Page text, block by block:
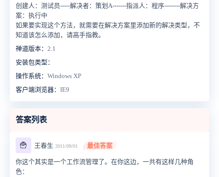
创建人：测试员-----解决者：策划A-------指派人：程序--------解决方
案：执行中
如果要实现这个方法，就需要在解决方案里添加新的解决类型，不
知道该怎么添加，请高手指教。
禅道版本： 2.1
安装包类型：
操作系统： Windows XP
客户端浏览器： IE9
答案列表
🍟 王春生 2011/09/01 最佳答案
你这个其实是一个工作流管理了。在你这边，一共有这样几种角
色：